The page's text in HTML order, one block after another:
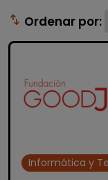
swap_vert Ordenar por:
Informática y